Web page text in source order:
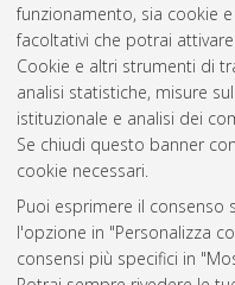
funzionamento, sia cookie
facoltativi che potrai
Cookie e altri strumenti di
analisi statistiche, misure
istituzionale e analisi dei
Se chiudi questo banner
cookie necessari.
Puoi esprimere il consenso
l'opzione in "Personalizza
consensi più specifici in
Gestione
Atom
Rss 1.0